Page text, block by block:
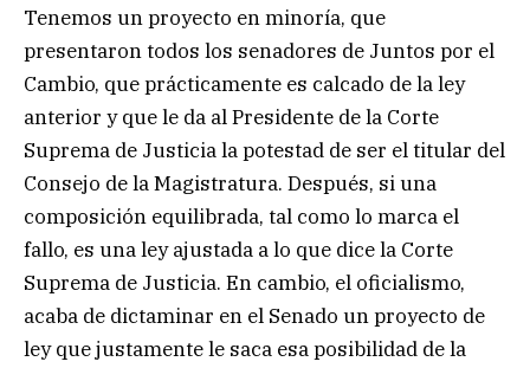
Tenemos un proyecto en minoría, que
presentaron todos los senadores de Juntos por el
Cambio, que prácticamente es calcado de la ley
anterior y que le da al Presidente de la Corte
Suprema de Justicia la potestad de ser el titular del
Consejo de la Magistratura. Después, si una
composición equilibrada, tal como lo marca el
fallo, es una ley ajustada a lo que dice la Corte
Suprema de Justicia. En cambio, el oficialismo,
acaba de dictaminar en el Senado un proyecto de
ley que justamente le saca esa posibilidad de la